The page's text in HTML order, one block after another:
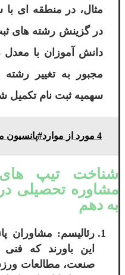
در گزینش رشته های
مجبور به تغییر رشته
سهمیه ثبت نام
4 مورد از موارد#پانسیون مطالعاتی در اصفهان!
شناخت تیپ
مشاوره تحصیلی
به دهم
رئالیسم: مشاوران
این باورند که
صنعت، مطالعات